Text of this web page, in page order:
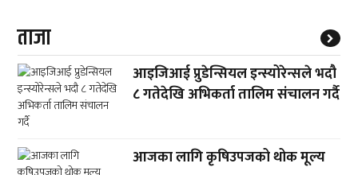
ताजा
आइजिआई प्रुडेन्सियल इन्स्योरेन्सले भदौ
८ गतेदेखि अभिकर्ता तालिम संचालन गर्दै
आजका लागि कृषिउपजको थोक मूल्य